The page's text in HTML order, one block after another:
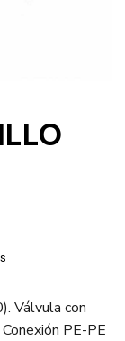
Válvula con
PE-PE